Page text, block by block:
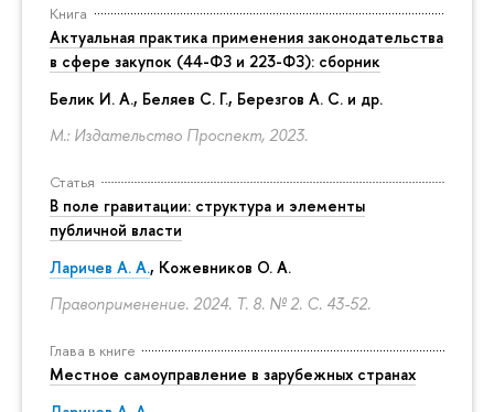
Книга
Актуальная практика применения законодательства
в сфере закупок (44-ФЗ и 223-ФЗ): сборник
Белик И. А., Беляев С. Г., Березгов А. С. и др.
М.: Издательство Проспект, 2023.
Статья
В поле гравитации: структура и элементы
публичной власти
Ларичев А. А., Кожевников О. А.
Правоприменение. 2024. Т. 8. № 2. С. 43-52.
Глава в книге
Местное самоуправление в зарубежных странах